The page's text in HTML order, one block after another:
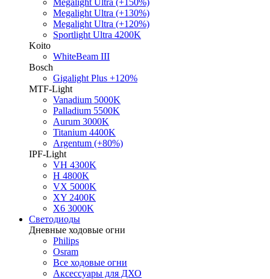
Megalight Ultra (+150%)
Megalight Ultra (+130%)
Megalight Ultra (+120%)
Sportlight Ultra 4200K
Koito
WhiteBeam III
Bosch
Gigalight Plus +120%
MTF-Light
Vanadium 5000K
Palladium 5500K
Aurum 3000K
Titanium 4400K
Argentum (+80%)
IPF-Light
VH 4300K
H 4800K
VX 5000K
XY 2400K
X6 3000K
Светодиоды
Дневные ходовые огни
Philips
Osram
Все ходовые огни
Аксессуары для ДХО